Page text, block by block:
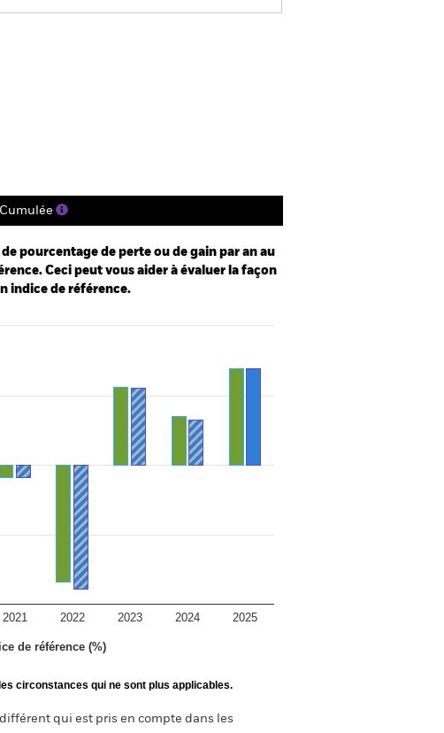
Cumulée
pourcentage de perte ou de gain par an au
Ceci peut vous aider à évaluer la façon
indice de référence.
de référence (%)
2021 2022 2023 2024 2025
circonstances qui ne sont plus applicables.
qui est pris en compte dans les